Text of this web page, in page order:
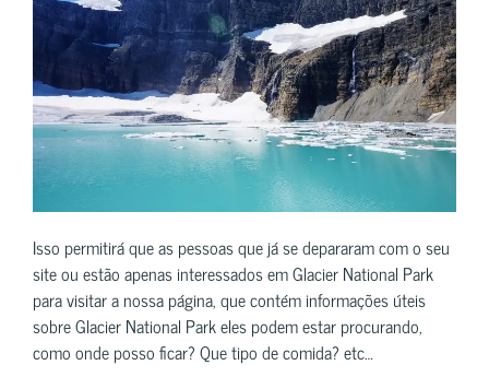
Isso permitirá que as pessoas que já se depararam com o seu
site ou estão apenas interessados em Glacier National Park
para visitar a nossa página, que contém informações úteis
sobre Glacier National Park eles podem estar procurando,
como onde posso ficar? Que tipo de comida? etc…